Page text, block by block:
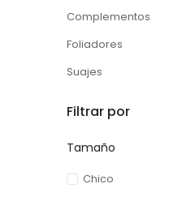
Complementos
Foliadores
Suajes
Filtrar por
Tamaño
Chico